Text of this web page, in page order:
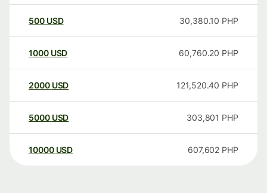
500 USD 30,380.10 PHP
1000 USD 60,760.20 PHP
2000 USD 121,520.40 PHP
5000 USD 303,801 PHP
10000 USD 607,602 PHP